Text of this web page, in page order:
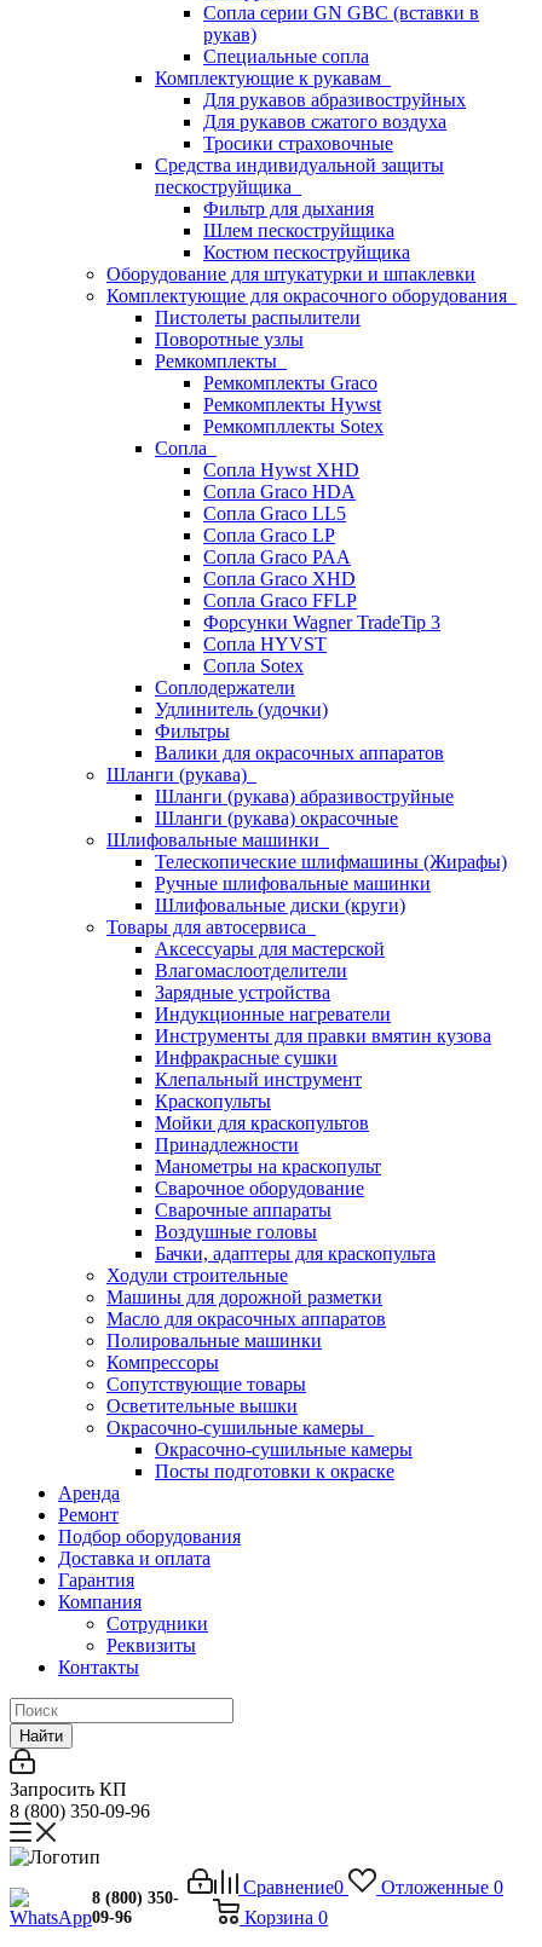
Сопла серии GN GBC (вставки в
рукав)
Специальные сопла
Комплектующие к рукавам
Для рукавов абразивоструйных
Для рукавов сжатого воздуха
Тросики страховочные
Средства индивидуальной защиты
пескоструйщика
Фильтр для дыхания
Шлем пескоструйщика
Костюм пескоструйщика
Оборудование для штукатурки и шпаклевки
Комплектующие для окрасочного оборудования
Пистолеты распылители
Поворотные узлы
Ремкомплекты
Ремкомплекты Graco
Ремкомплекты Hywst
Ремкомпллекты Sotex
Сопла
Сопла Hywst XHD
Сопла Graco HDA
Сопла Graco LL5
Сопла Graco LP
Сопла Graco PAA
Сопла Graco XHD
Сопла Graco FFLP
Форсунки Wagner TradeTip 3
Сопла HYVST
Сопла Sotex
Соплодержатели
Удлинитель (удочки)
Фильтры
Валики для окрасочных аппаратов
Шланги (рукава)
Шланги (рукава) абразивоструйные
Шланги (рукава) окрасочные
Шлифовальные машинки
Телескопические шлифмашины (Жирафы)
Ручные шлифовальные машинки
Шлифовальные диски (круги)
Товары для автосервиса
Аксессуары для мастерской
Влагомаслоотделители
Зарядные устройства
Индукционные нагреватели
Инструменты для правки вмятин кузова
Инфракрасные сушки
Клепальный инструмент
Краскопульты
Мойки для краскопультов
Принадлежности
Манометры на краскопульт
Сварочное оборудование
Сварочные аппараты
Воздушные головы
Бачки, адаптеры для краскопульта
Ходули строительные
Машины для дорожной разметки
Масло для окрасочных аппаратов
Полировальные машинки
Компрессоры
Сопутствующие товары
Осветительные вышки
Окрасочно-сушильные камеры
Окрасочно-сушильные камеры
Посты подготовки к окраске
Аренда
Ремонт
Подбор оборудования
Доставка и оплата
Гарантия
Компания
Сотрудники
Реквизиты
Контакты
Найти
Запросить КП
8 (800) 350-09-96
Сравнение0 Отложенные 0
Корзина 0
8 (800) 350-
09-96